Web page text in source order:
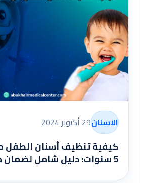
الاسنان29 أكتوبر 2024
5 سنوات: دليل شامل لضمان صحة الفم